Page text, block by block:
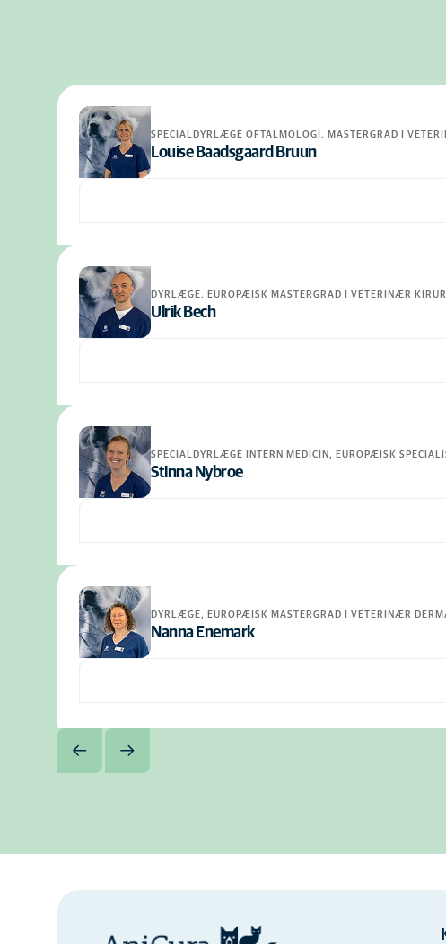
SPECIALDYRLÆGE OFTALMOLOGI, MASTERGRAD I
Louise Baadsgaard Bruun
DYRLÆGE, EUROPÆISK MASTERGRAD I VETERINÆR
Ulrik Bech
SPECIALDYRLÆGE INTERN MEDICIN, EUROPÆISK
Stinna Nybroe
DYRLÆGE, EUROPÆISK MASTERGRAD I VETERINÆR
Nanna Enemark